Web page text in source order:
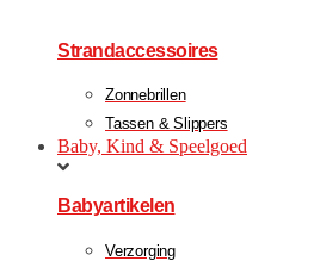
Strandaccessoires
Zonnebrillen
Tassen & Slippers
Baby, Kind & Speelgoed
Babyartikelen
Verzorging